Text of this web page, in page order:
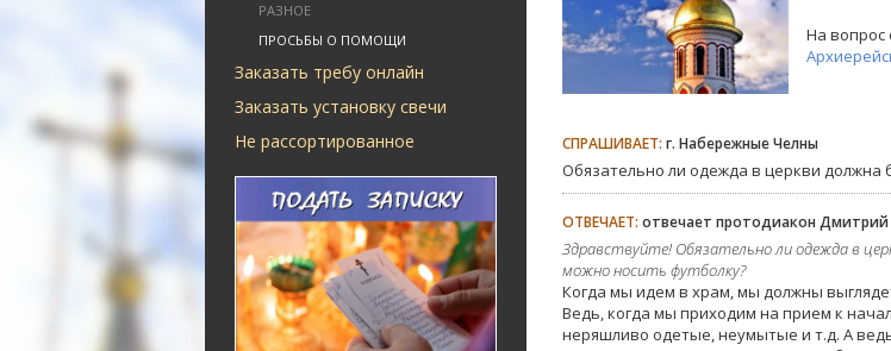
РАЗНОЕ
ПРОСЬБЫ О ПОМОЩИ
Заказать требу онлайн
Заказать установку свечи
Не рассортированное
На вопрос
СПРАШИВАЕТ: г. Набережные Челны
Обязательно ли одежда в церкви должна
ОТВЕЧАЕТ: отвечает протодиакон Дмитрий
Здравствуйте! Обязательно ли одежда в
можно носить футболку?
Когда мы идем в храм, мы должны
Ведь, когда мы приходим на прием к
неряшливо одетые, неумытые и т.д. А